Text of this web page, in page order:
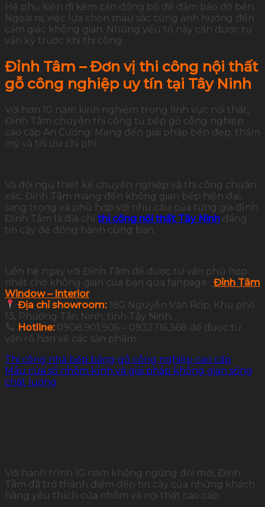
Hệ phụ kiện đi kèm cần đồng bộ để đảm bảo độ bền.
Ngoài ra, việc lựa chọn màu sắc cũng ảnh hưởng đến
cảm giác không gian. Những yếu tố này cần được tư
vấn kỹ trước khi thi công.
Đỉnh Tâm – Đơn vị thi công nội thất
gỗ công nghiệp uy tín tại Tây Ninh
Với hơn 10 năm kinh nghiệm trong lĩnh vực nội thất,
Đỉnh Tâm chuyên thi công tủ bếp gỗ công nghiệp
cao cấp An Cường. Mang đến giải pháp bền đẹp, thẩm
mỹ và tối ưu chi phí.
Và đội ngũ thiết kế chuyên nghiệp và thi công chuẩn
xác. Đỉnh Tâm mang đến không gian bếp hiện đại,
sang trọng và phù hợp với nhu cầu của từng gia đình.
Đỉnh Tâm là địa chỉ thi công nội thất Tây Ninh đáng
tin cậy để đồng hành cùng bạn.
Liên hệ ngay với Đỉnh Tâm để được tư vấn phù hợp
nhất cho không gian của bạn qua fanpage : Đỉnh Tâm
Window – Interior
Địa chỉ showroom:180 Nguyễn Văn Rốp, Khu phố
13, Phường Tân Ninh, tỉnh Tây Ninh.
Hotline: 0908.901.906 – 0932.116.368 để được tư
vấn rõ hơn về các sản phẩm.
Thi công nhà bếp bằng gỗ công nghiệp cao cấp
Mẫu cửa sổ nhôm kính và giải pháp không gian sống
chất lượng
Với hành trình 10 năm không ngừng đổi mới, Đỉnh
Tâm đã trở thành điểm đến tin cậy của những khách
hàng yêu thích cửa nhôm và nội thất cao cấp.